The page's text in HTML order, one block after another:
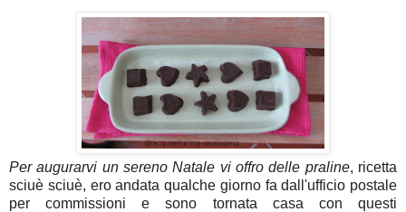
Per augurarvi un sereno Natale vi offro delle praline, ricetta
sciuè sciuè, ero andata qualche giorno fa dall'ufficio postale
per commissioni e sono tornata casa con questi